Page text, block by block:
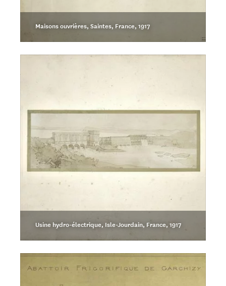
Maisons ouvrières, Saintes, France, 1917
Usine hydro-électrique, Isle-Jourdain, France, 1917